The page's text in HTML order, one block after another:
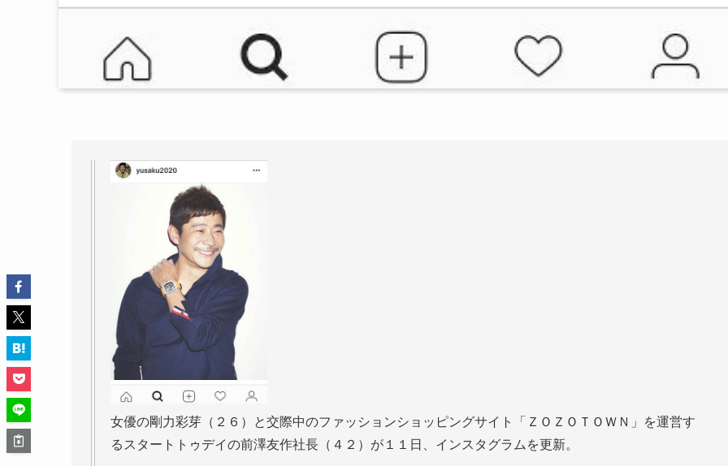
女優の剛力彩芽（２６）と交際中のファッションショッピングサイト「ＺＯＺＯＴＯＷＮ」を運営す
るスタートトゥデイの前澤友作社長（４２）が１１日、インスタグラムを更新。